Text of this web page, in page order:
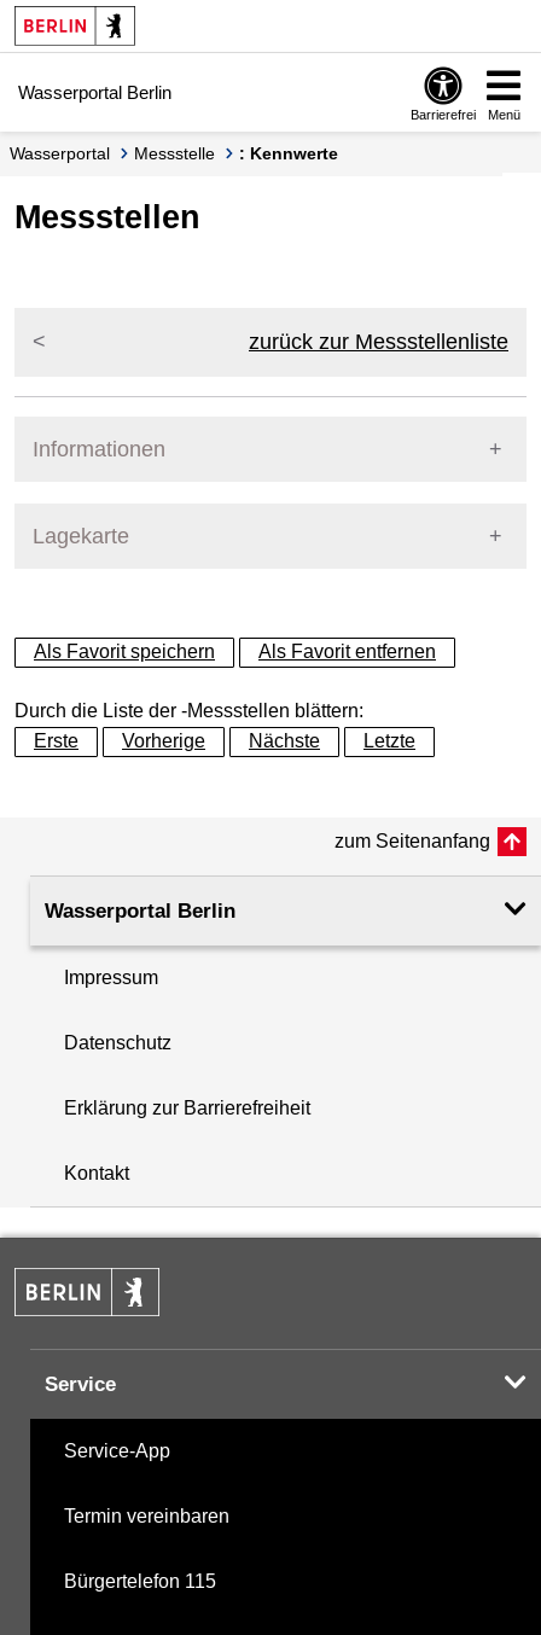
Springe zur Navigation
Springe zum Inhalt
Wasserportal Berlin
Barrierefrei Menü
Wasserportal Messstelle : Kennwerte
Messstellen
zurück zur Messstellenliste
Informationen
Lagekarte
+
−
+
−
Als Favorit speichern Als Favorit entfernen
Durch die Liste der -Messstellen blättern:
Erste
Vorherige Nächste Letzte
zum Seitenanfang
Wasserportal Berlin
Impressum
Datenschutz
Erklärung zur Barrierefreiheit
Kontakt
Service
Service-App
Termin vereinbaren
Bürgertelefon 115